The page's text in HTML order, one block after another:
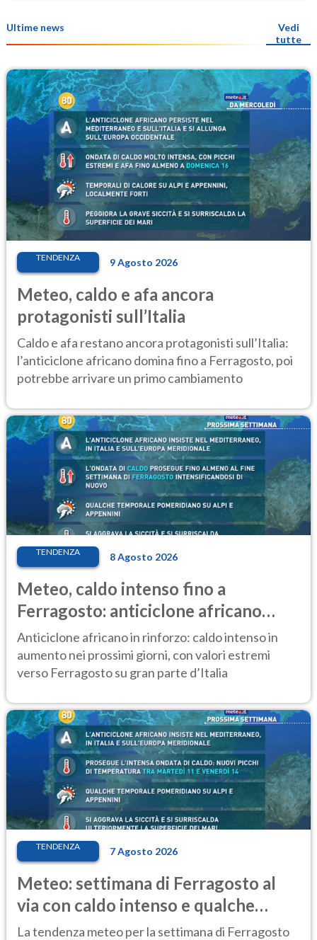
Ultime news
Vedi
tutte
TENDENZA 9 Agosto 2026
Meteo, caldo e afa ancora
protagonisti sull’Italia
Caldo e afa restano ancora protagonisti sull’Italia:
l’anticiclone africano domina fino a Ferragosto, poi
potrebbe arrivare un primo cambiamento
TENDENZA 8 Agosto 2026
Meteo, caldo intenso fino a
Ferragosto: anticiclone africano
ancora protagonista
Anticiclone africano in rinforzo: caldo intenso in
aumento nei prossimi giorni, con valori estremi
verso Ferragosto su gran parte d’Italia
TENDENZA 7 Agosto 2026
Meteo: settimana di Ferragosto al
via con caldo intenso e qualche
temporale
La tendenza meteo per la settimana di Ferragosto